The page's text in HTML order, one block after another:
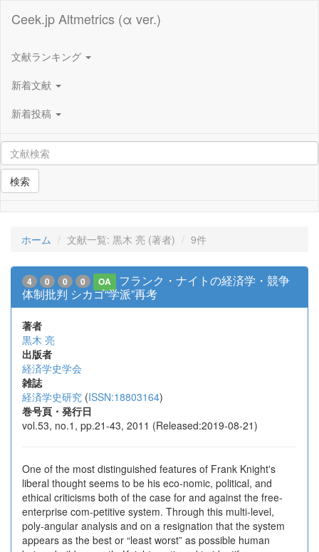
Ceek.jp Altmetrics (α ver.)
文献ランキング
新着文献
新着投稿
検索
ホーム 文献一覧: 黒木 亮 (著者) 9件
4 0 0 0 OA
フランク・ナイトの経済学・競争
体制批判 シカゴ“学派”再考
著者
黒木 亮
出版者
経済学史学会
雑誌
経済学史研究 (ISSN:18803164)
巻号頁・発行日
vol.53, no.1, pp.21-43, 2011 (Released:2019-08-21)
One of the most distinguished features of Frank Knightʼs
liberal thought seems to be his eco-nomic, political, and
ethical criticisms both of the case for and against the free-
enterprise com-petitive system. Through this multi-level,
poly-angular analysis and on a resignation that the system
appears as the best or “least worst” as possible human